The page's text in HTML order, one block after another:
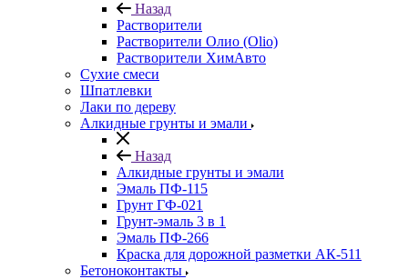
Назад
Растворители
Растворители Олио (Olio)
Растворители ХимАвто
Сухие смеси
Шпатлевки
Лаки по дереву
Алкидные грунты и эмали
Назад
Алкидные грунты и эмали
Эмаль ПФ-115
Грунт ГФ-021
Грунт-эмаль 3 в 1
Эмаль ПФ-266
Краска для дорожной разметки АК-511
Бетоноконтакты